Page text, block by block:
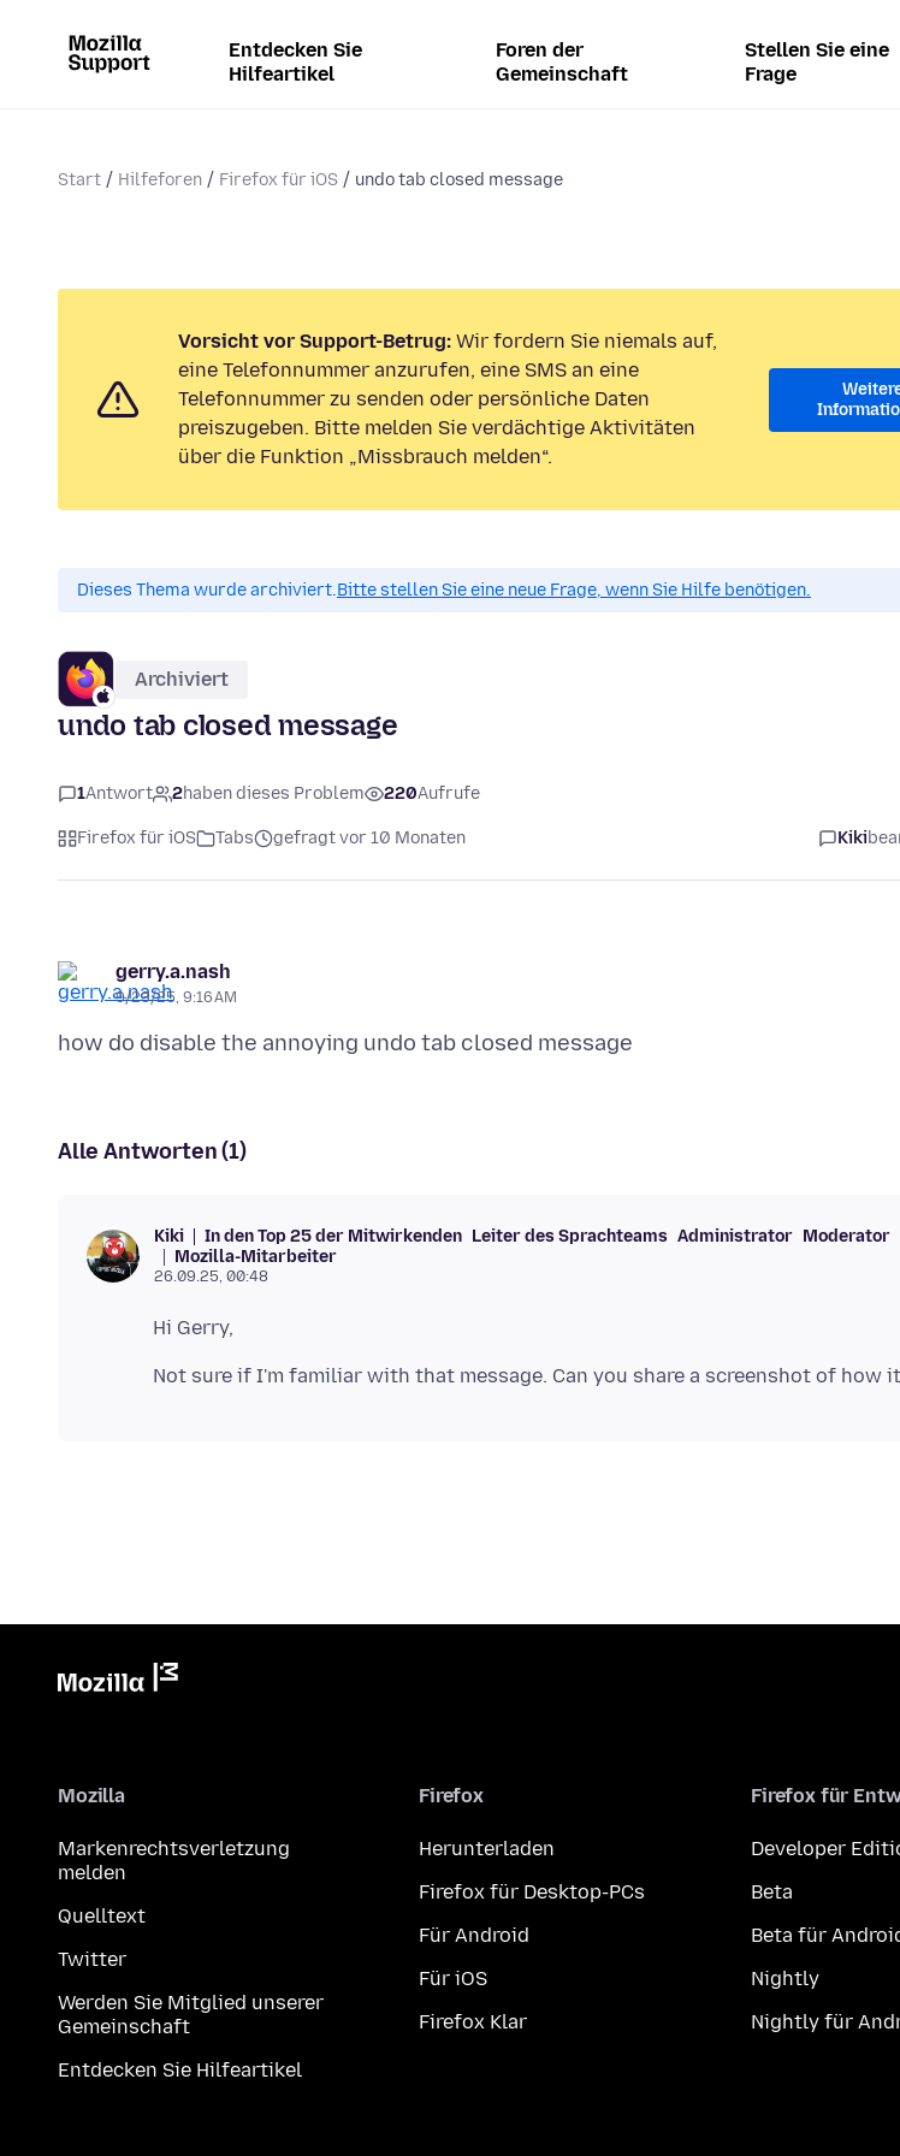
Entdecken Sie
Hilfeartikel
Foren der
Gemeinschaft
Stellen Sie eine
Frage
Start Hilfeforen Firefox für iOS undo tab closed message
Vorsicht vor Support-Betrug: Wir fordern Sie niemals auf,
eine Telefonnummer anzurufen, eine SMS an eine
Telefonnummer zu senden oder persönliche Daten
preiszugeben. Bitte melden Sie verdächtige Aktivitäten
über die Funktion „Missbrauch melden“.
Dieses Thema wurde archiviert.Bitte stellen Sie eine neue Frage, wenn Sie Hilfe benötigen.
Archiviert
undo tab closed message
1Antwort 2haben dieses Problem 220Aufrufe
Firefox für iOS Tabs gefragt vor 10 Monaten Kiki
gerry.a.nash
9/23/25, 9:16 AM
Alle Antworten (1)
Kiki In den Top 25 der Mitwirkenden Leiter des Sprachteams Administrator Moderator
Mozilla-Mitarbeiter
26.09.25, 00:48
Mozilla
Markenrechtsverletzung
melden
Quelltext
Twitter
Werden Sie Mitglied unserer
Gemeinschaft
Entdecken Sie Hilfeartikel
Firefox
Herunterladen
Firefox für Desktop-PCs
Für Android
Für iOS
Firefox Klar
Firefox für
Developer
Beta
Beta für
Nightly
Nightly für